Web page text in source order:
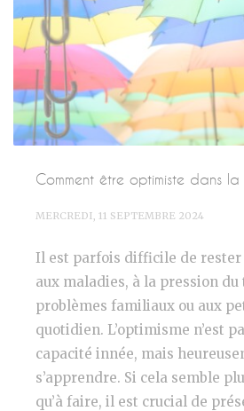
Comment être optimiste dans la
MERCREDI, 11 SEPTEMBRE 2024
Il est parfois difficile de
aux maladies, à la pression
problèmes familiaux ou aux
quotidien. L’optimisme n’est
capacité innée, mais
s’apprendre. Si cela semble
qu’à faire, il est crucial de